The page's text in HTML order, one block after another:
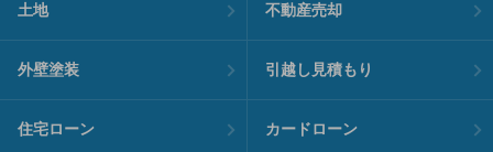
土地 不動産売却
外壁塗装 引越し見積もり
住宅ローン カードローン